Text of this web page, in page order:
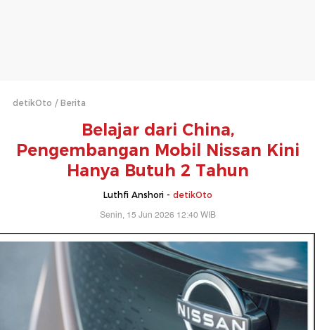
detikOto Berita
Belajar dari China,
Pengembangan Mobil Nissan Kini
Hanya Butuh 2 Tahun
Luthfi Anshori - detikOto
Senin, 15 Jun 2026 12:40 WIB